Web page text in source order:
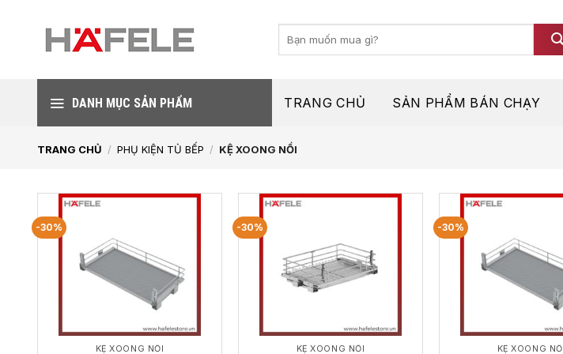
kiếm:
DANH MỤC SẢN PHẨM TRANG CHỦ SẢN PHẨM BÁN CHẠY
TRANG CHỦ / PHỤ KIỆN TỦ BẾP / KỆ XOONG NỒI
-30%
KỆ XOONG NỒI
-30%
KỆ XOONG NỒI
-30%
KỆ XOONG NỒI